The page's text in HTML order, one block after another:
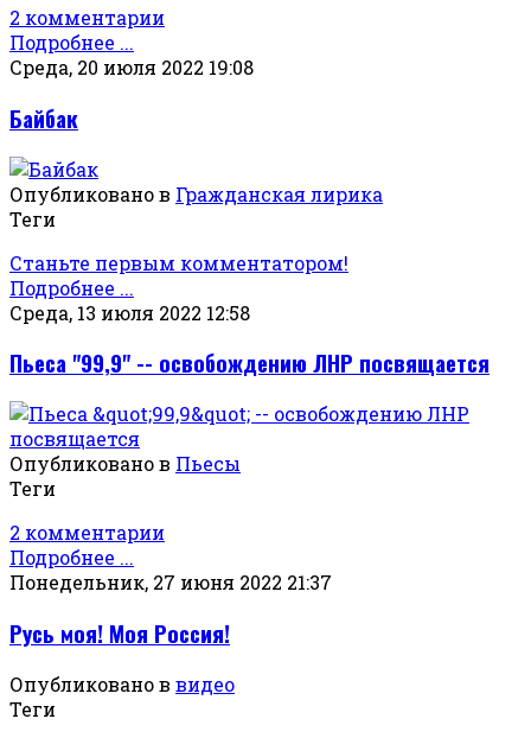
2 комментарии
Подробнее ...
Среда, 20 июля 2022 19:08
Байбак
Опубликовано в Гражданская лирика
Теги
Станьте первым комментатором!
Подробнее ...
Среда, 13 июля 2022 12:58
Пьеса "99,9" -- освобождению ЛНР посвящается
Опубликовано в Пьесы
Теги
2 комментарии
Подробнее ...
Понедельник, 27 июня 2022 21:37
Русь моя! Моя Россия!
Опубликовано в видео
Теги